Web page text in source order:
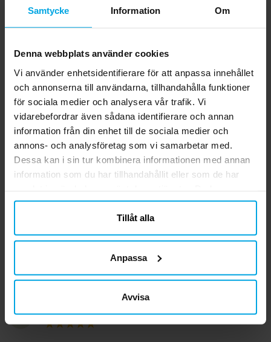
Samtycke Information Om
Denna webbplats använder cookies
Vi använder enhetsidentifierare för att anpassa innehållet
och annonserna till användarna, tillhandahålla funktioner
för sociala medier och analysera vår trafik. Vi
vidarebefordrar även sådana identifierare och annan
information från din enhet till de sociala medier och
annons- och analysföretag som vi samarbetar med.
Dessa kan i sin tur kombinera informationen med annan
information som du har tillhandahållit eller som de har
närsomhelst ändra ditt samtycke.
Tillåt alla
Anpassa
Avvisa
Träskedar 8-pack
Pris :19,00 kr
19,00 kr
KÖP
Tårtljus Guldkrona,
Ljusblå siffra 0-9
Pris:29,00 kr
29,00 kr
GÅ TILL
5.0
2 ☆
Recensioner (2)
M